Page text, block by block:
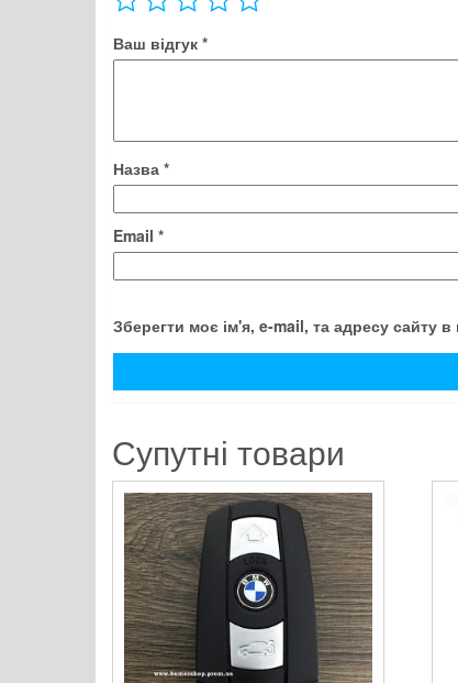
Ваш відгук *
Назва *
Email *
Зберегти моє ім'я, e-mail, та адресу сайту
Супутні товари